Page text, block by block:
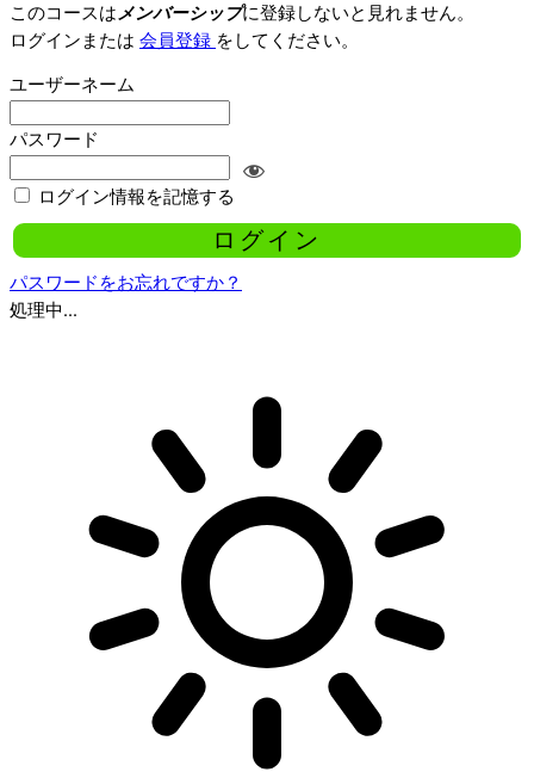
このコースはメンバーシップに登録しないと見れません。
ログインまたは 会員登録 をしてください。
ユーザーネーム
パスワード
ログイン情報を記憶する
パスワードをお忘れですか？
処理中...